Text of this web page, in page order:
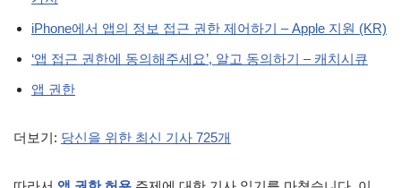
iPhone에서 앱의 정보 접근 권한 제어하기 – Apple 지원 (KR)
‘앱 접근 권한에 동의해주세요’, 알고 동의하기 – 캐치시큐
앱 권한
더보기: 당신을 위한 최신 기사 725개